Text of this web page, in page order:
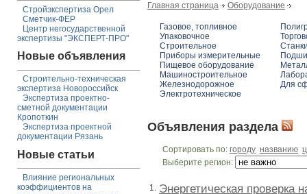
Стройэкспертиза Орел
Сметчик-ФЕР
Центр негосударственной
экспертизы "ЭКСПЕРТ-ПРО"
Новые объявления
Строительно-техническая
экспертиза Новороссийск
Экспертиза проектно-
сметной документации
Кропоткин
Экспертиза проектной
документации Рязань
Новые статьи
Влияние региональных
коэффициентов на
Главная страница Оборудование
Газовое, топливное
Упаковочное
Строительное
Приборы измерительные
Пищевое оборудование
Машиностроительное
Железнодорожное
Для
Электротехническое
Объявления раздела
Сортировать по: городу названию
Выберите регион:
1. Энергетическая проверка